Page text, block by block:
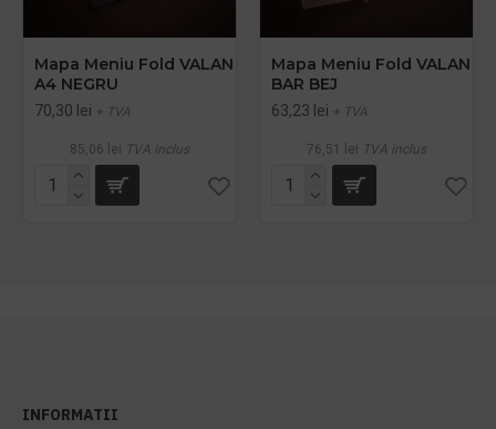
Mapa Meniu Fold VALAN
A4 NEGRU
70,30 lei + TVA
85,06 lei TVA inclus
Mapa Meniu Fold VALAN
BAR BEJ
63,23 lei + TVA
76,51 lei TVA inclus
INFORMATII